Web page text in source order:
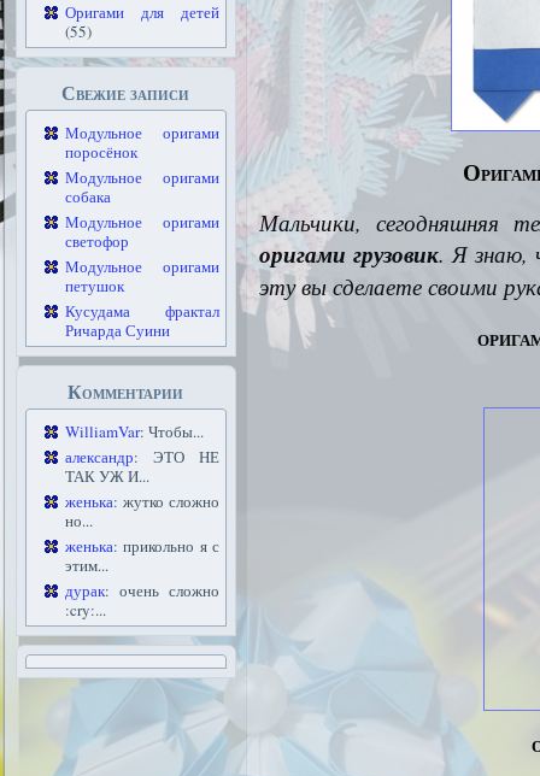
Оригами для детей
(55)
Свежие записи
Модульное оригами
поросёнок
Модульное оригами
собака
Модульное оригами
светофор
Модульное оригами
петушок
Кусудама фрактал
Ричарда Суини
Комментарии
WilliamVar: Чтобы...
александр: ЭТО НЕ
ТАК УЖ И...
женька: жутко сложно
но...
женька: прикольно я с
этим...
дурак: очень сложно
:cry:...
Мальчики, сегодняшняя
оригами грузовик. Я знаю,
эту вы сделаете своими